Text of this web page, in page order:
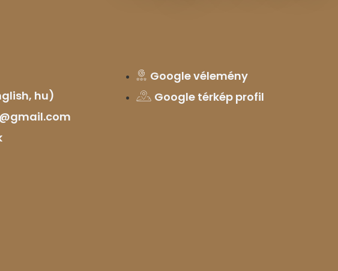
hu)
Google vélemény
Google térkép profil